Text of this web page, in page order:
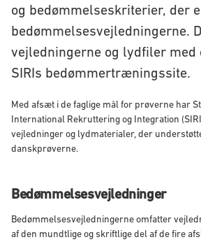
og bedømmelseskriterier, der
bedømmelsesvejledningerne.
vejledningerne og lydfiler med
SIRIs bedømmertræningssite.
Med afsæt i de faglige mål for prøverne har
International Rekruttering og Integration
vejledninger og lydmaterialer, der
danskprøverne.
Bedømmelsesvejledninger
Bedømmelsesvejledningerne omfatter
af den mundtlige og skriftlige del af de fire